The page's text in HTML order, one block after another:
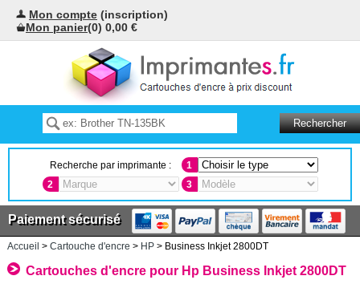
Mon compte (inscription)
Mon panier(0) 0,00 €
Recherche par imprimante :
1
2
3
Paiement sécurisé
Accueil > Cartouche d'encre > HP> Business Inkjet 2800DT
Cartouches d'encre pour Hp Business Inkjet 2800DT